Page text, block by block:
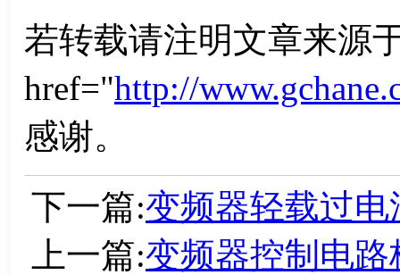
若转载请注明文章来源
href="http://
感谢。
下一篇:变频器轻载过
上一篇:变频器控制电